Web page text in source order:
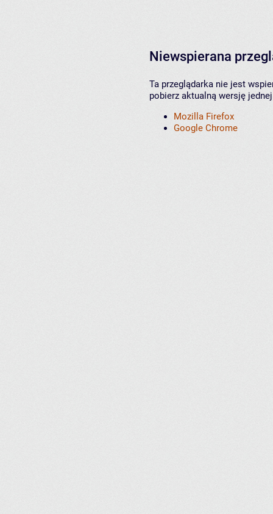
Niewspierana
Ta przeglądarka nie jest
pobierz aktualną wersję
Mozilla Firefox
Google Chrome